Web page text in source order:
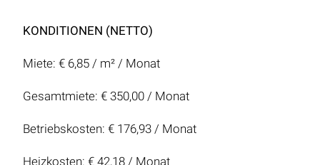
KONDITIONEN (NETTO)
Miete: € 6,85 / m² / Monat
Gesamtmiete: € 350,00 / Monat
Betriebskosten: € 176,93 / Monat
Heizkosten: € 42,18 / Monat